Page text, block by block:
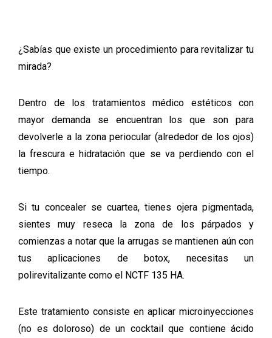
¿Sabías que existe un procedimiento para revitalizar tu
mirada?
Dentro de los tratamientos médico estéticos con
mayor demanda se encuentran los que son para
devolverle a la zona periocular (alrededor de los ojos)
la frescura e hidratación que se va perdiendo con el
tiempo.
Si tu concealer se cuartea, tienes ojera pigmentada,
sientes muy reseca la zona de los párpados y
comienzas a notar que la arrugas se mantienen aún con
tus aplicaciones de botox, necesitas un
polirevitalizante como el NCTF 135 HA.
Este tratamiento consiste en aplicar microinyecciones
(no es doloroso) de un cocktail que contiene ácido